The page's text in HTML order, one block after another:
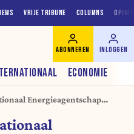
VRIJE TRIBUNE COLUMNS
ECONOMIE
ABONNEREN INLOGGEN
Energieagentschap
in april